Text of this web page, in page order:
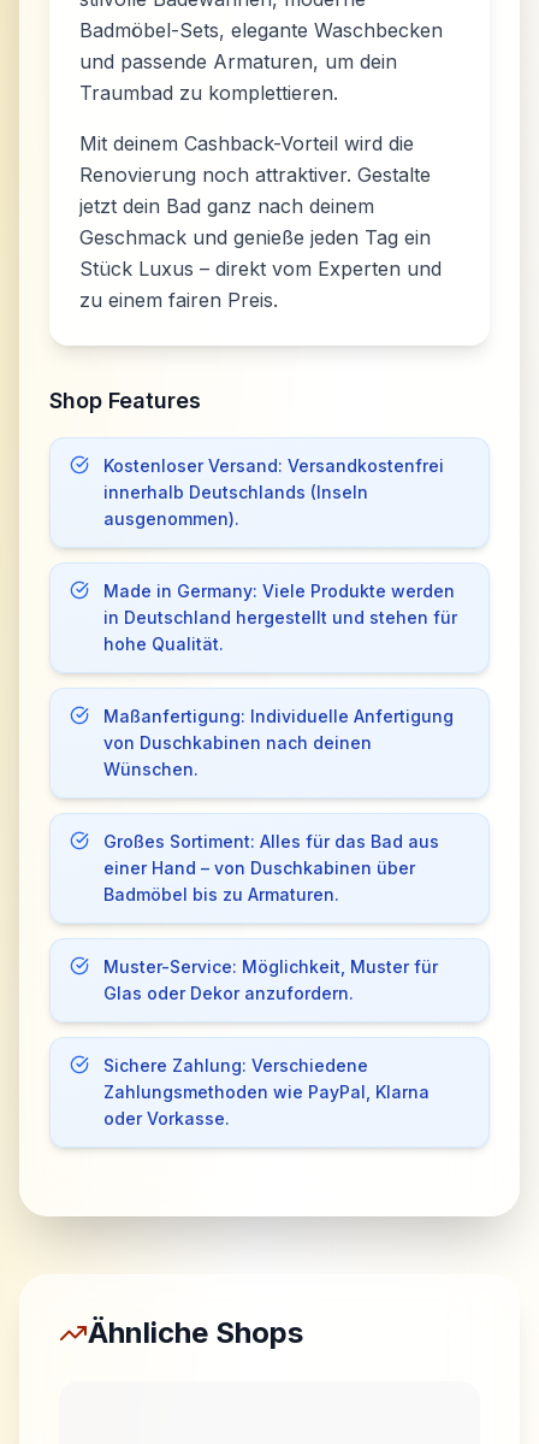
Badmöbel-Sets, elegante Waschbecken
und passende Armaturen, um dein
Traumbad zu komplettieren.
Mit deinem Cashback-Vorteil wird die
Renovierung noch attraktiver. Gestalte
jetzt dein Bad ganz nach deinem
Geschmack und genieße jeden Tag ein
Stück Luxus – direkt vom Experten und
zu einem fairen Preis.
Shop Features
Kostenloser Versand: Versandkostenfrei
innerhalb Deutschlands (Inseln
ausgenommen).
Made in Germany: Viele Produkte werden
in Deutschland hergestellt und stehen für
hohe Qualität.
Maßanfertigung: Individuelle Anfertigung
von Duschkabinen nach deinen
Wünschen.
Großes Sortiment: Alles für das Bad aus
einer Hand – von Duschkabinen über
Badmöbel bis zu Armaturen.
Muster-Service: Möglichkeit, Muster für
Glas oder Dekor anzufordern.
Sichere Zahlung: Verschiedene
Zahlungsmethoden wie PayPal, Klarna
oder Vorkasse.
Ähnliche Shops